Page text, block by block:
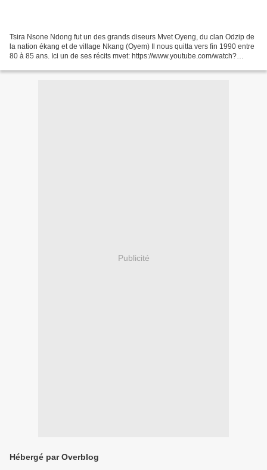
Tsira Nsone Ndong fut un des grands diseurs Mvet Oyeng, du clan Odzip de
la nation ékang et de village Nkang (Oyem) Il nous quitta vers fin 1990 entre
80 à 85 ans. Ici un de ses récits mvet: https://www.youtube.com/watch?
Publicité
Hébergé par Overblog